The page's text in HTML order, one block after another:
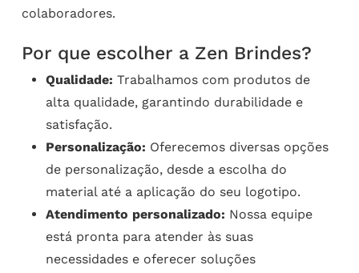
colaboradores.
Por que escolher a Zen Brindes?
Qualidade: Trabalhamos com produtos de
alta qualidade, garantindo durabilidade e
satisfação.
Personalização: Oferecemos diversas opções
de personalização, desde a escolha do
material até a aplicação do seu logotipo.
Atendimento personalizado: Nossa equipe
está pronta para atender às suas
necessidades e oferecer soluções